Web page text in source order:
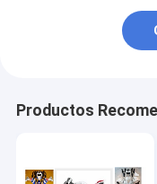
Productos